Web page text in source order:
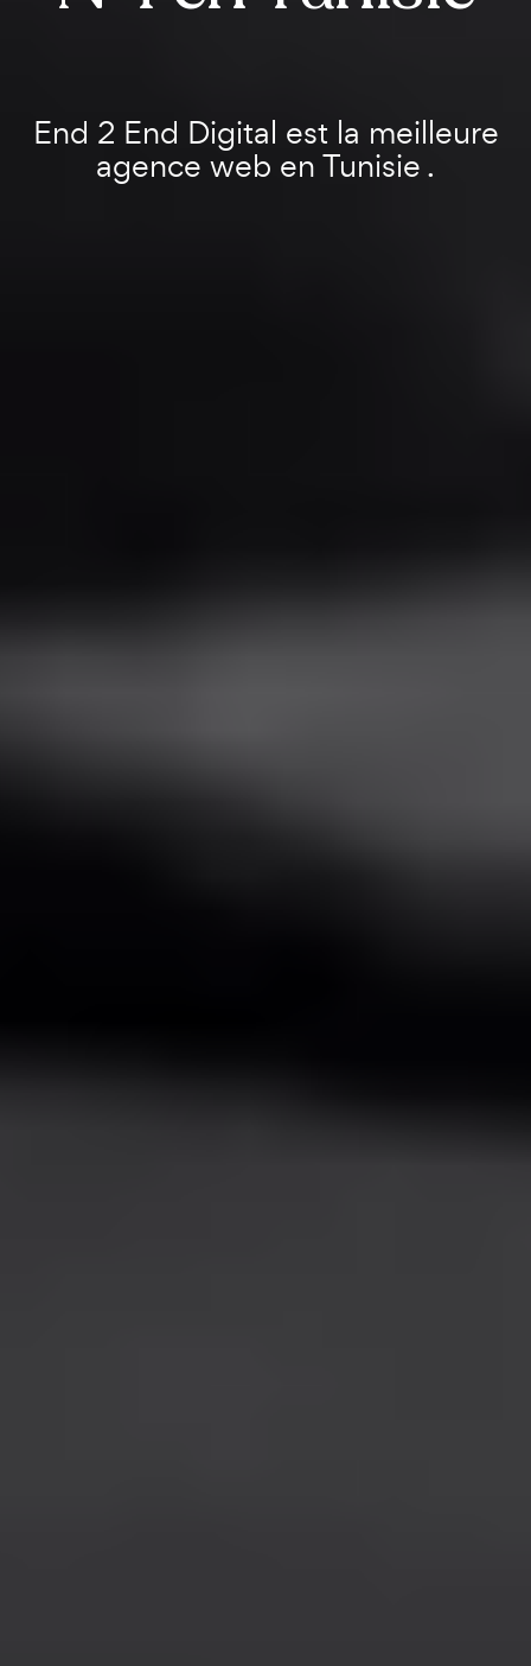
End 2 End Digital est la meilleure
agence web en Tunisie .